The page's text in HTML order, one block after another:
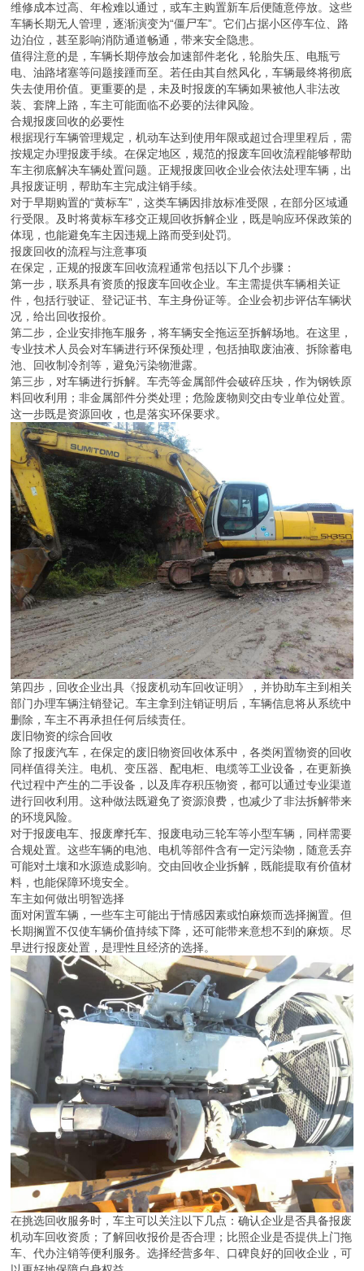
维修成本过高、年检难以通过，或车主购置新车后便随意停放。这些
车辆长期无人管理，逐渐演变为“僵尸车”。它们占据小区停车位、路
边泊位，甚至影响消防通道畅通，带来安全隐患。
值得注意的是，车辆长期停放会加速部件老化，轮胎失压、电瓶亏
电、油路堵塞等问题接踵而至。若任由其自然风化，车辆最终将彻底
失去使用价值。更重要的是，未及时报废的车辆如果被他人非法改
装、套牌上路，车主可能面临不必要的法律风险。
合规报废回收的必要性
根据现行车辆管理规定，机动车达到使用年限或超过合理里程后，需
按规定办理报废手续。在保定地区，规范的报废车回收流程能够帮助
车主彻底解决车辆处置问题。正规报废回收企业会依法处理车辆，出
具报废证明，帮助车主完成注销手续。
对于早期购置的“黄标车”，这类车辆因排放标准受限，在部分区域通
行受限。及时将黄标车移交正规回收拆解企业，既是响应环保政策的
体现，也能避免车主因违规上路而受到处罚。
报废回收的流程与注意事项
在保定，正规的报废车回收流程通常包括以下几个步骤：
第一步，联系具有资质的报废车回收企业。车主需提供车辆相关证
件，包括行驶证、登记证书、车主身份证等。企业会初步评估车辆状
况，给出回收报价。
第二步，企业安排拖车服务，将车辆安全拖运至拆解场地。在这里，
专业技术人员会对车辆进行环保预处理，包括抽取废油液、拆除蓄电
池、回收制冷剂等，避免污染物泄露。
第三步，对车辆进行拆解。车壳等金属部件会破碎压块，作为钢铁原
料回收利用；非金属部件分类处理；危险废物则交由专业单位处置。
这一步既是资源回收，也是落实环保要求。
第四步，回收企业出具《报废机动车回收证明》，并协助车主到相关
部门办理车辆注销登记。车主拿到注销证明后，车辆信息将从系统中
删除，车主不再承担任何后续责任。
废旧物资的综合回收
除了报废汽车，在保定的废旧物资回收体系中，各类闲置物资的回收
同样值得关注。电机、变压器、配电柜、电缆等工业设备，在更新换
代过程中产生的二手设备，以及库存积压物资，都可以通过专业渠道
进行回收利用。这种做法既避免了资源浪费，也减少了非法拆解带来
的环境风险。
对于报废电车、报废摩托车、报废电动三轮车等小型车辆，同样需要
合规处置。这些车辆的电池、电机等部件含有一定污染物，随意丢弃
可能对土壤和水源造成影响。交由回收企业拆解，既能提取有价值材
料，也能保障环境安全。
车主如何做出明智选择
面对闲置车辆，一些车主可能出于情感因素或怕麻烦而选择搁置。但
长期搁置不仅使车辆价值持续下降，还可能带来意想不到的麻烦。尽
早进行报废处置，是理性且经济的选择。
在挑选回收服务时，车主可以关注以下几点：确认企业是否具备报废
机动车回收资质；了解回收报价是否合理；比照企业是否提供上门拖
车、代办注销等便利服务。选择经营多年、口碑良好的回收企业，可